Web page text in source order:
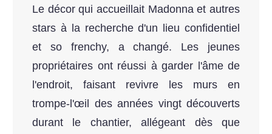
Le décor qui accueillait Madonna et autres
stars à la recherche d'un lieu confidentiel
et so frenchy, a changé. Les jeunes
propriétaires ont réussi à garder l'âme de
l'endroit, faisant revivre les murs en
trompe-l'œil des années vingt découverts
durant le chantier, allégeant dès que